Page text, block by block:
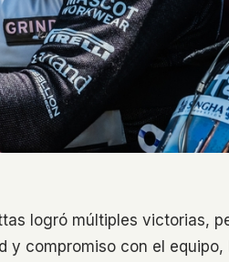
logró múltiples victorias,
y compromiso con el